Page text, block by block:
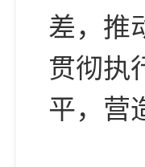
差，推
贯彻执
平，营